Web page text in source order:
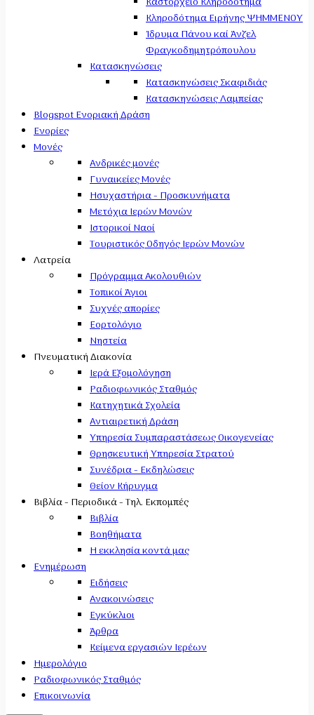
Κληροδότημα Ειρήνης ΨΗΜΜΕΝΟΥ
Ίδρυμα Πάνου καί Άνζελ
Φραγκοδημητρόπουλου
Κατασκηνώσεις
Κατασκηνώσεις Σκαφιδιάς
Κατασκηνώσεις Λαμπείας
Blogspot Ενοριακή Δράση
Ενορίες
Μονές
Ανδρικές μονές
Γυναικείες Μονές
Ησυχαστήρια - Προσκυνήματα
Μετόχια Ιερών Μονών
Ιστορικοί Ναοί
Τουριστικός Οδηγός Ιερών Μονών
Λατρεία
Πρόγραμμα Ακολουθιών
Τοπικοί Άγιοι
Συχνές απορίες
Εορτολόγιο
Νηστεία
Πνευματική Διακονία
Ιερά Εξομολόγηση
Ραδιοφωνικός Σταθμός
Κατηχητικά Σχολεία
Αντιαιρετική Δράση
Υπηρεσία Συμπαραστάσεως Οικογενείας
Θρησκευτική Υπηρεσία Στρατού
Συνέδρια - Εκδηλώσεις
Θείον Κήρυγμα
Βιβλία - Περιοδικά - Τηλ. Εκπομπές
Βιβλία
Βοηθήματα
Η εκκλησία κοντά μας
Ενημέρωση
Ειδήσεις
Ανακοινώσεις
Εγκύκλιοι
Άρθρα
Κείμενα εργασιών Ιερέων
Ημερολόγιο
Ραδιοφωνικός Σταθμός
Επικοινωνία